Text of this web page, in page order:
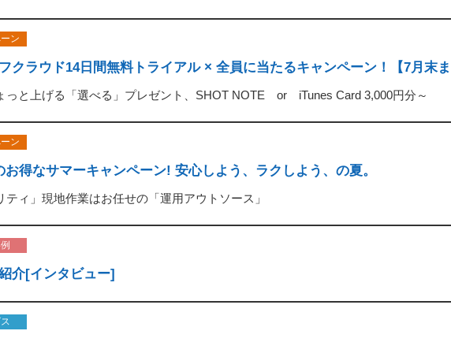
ン
クラウド14日間無料トライアル × 全員に当たるキャンペーン！【7月末
っと上げる「選べる」プレゼント、SHOT NOTE or iTunes Card 3,000円分～
ン
お得なサマーキャンペーン! 安心しよう、ラクしよう、の夏。
ィ」現地作業はお任せの「運用アウトソース」
介[インタビュー]